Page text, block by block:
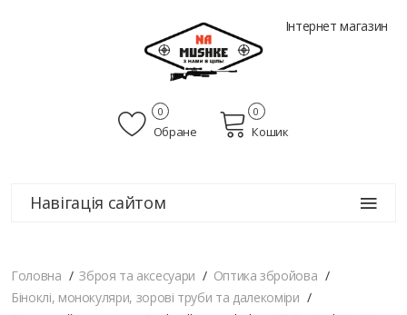
Інтернет магазин
Обране
0
Кошик
0
Навігація сайтом
Головна Зброя та аксесуари
Оптика збройова
Біноклі, монокуляри, зорові труби та далекоміри